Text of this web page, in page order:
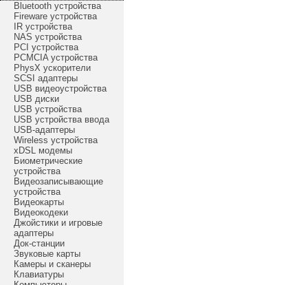
Bluetooth устройства
Fireware устройства
IR устройства
NAS устройства
PCI устройства
PCMCIA устройства
PhysX ускорители
SCSI адаптеры
USB видеоустройства
USB диски
USB устройства
USB устройства ввода
USB-адаптеры
Wireless устройства
xDSL модемы
Биометрические
устройства
Видеозаписывающие
устройства
Видеокарты
Видеокодеки
Джойстики и игровые
адаптеры
Док-станции
Звуковые карты
Камеры и сканеры
Клавиатуры